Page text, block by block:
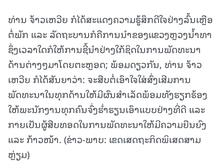
ທ່ານ ຈ້າວເຫວີຍ ກໍໄດ້ສະແດງຄວາມຮູ້ສຶກດີໃຈຢ່າງລົ້ນເຫຼືອ
ຕໍ່ພັກ ແລະ ລັດຖະບານກໍຄືການນຳຂອງແຂວງຫຼວງນ້ຳທາ
ຊຶ່ງເວລາໃດກໍໃຫ້ການຊີ້ນຳຢ່າງໃກ້ຊິດໃນການພັດທະນາ
ດ້ານຕ່າງໆມາໂດຍຕະຫຼອດ; ພ້ອມດຽວກັນ, ທ່ານ ຈ້າວ
ເຫວີຍ ກໍໄດ້ສັນຍາວ່າ: ຈະສືບຕໍ່ເອົາໃຈໃສ່ສົ່ງເສີມການ
ພັດທະນາໃນທຸກດ້ານໃຫ້ມີຜົນສຳເລັດພ້ອມທັງຮຽກຮ້ອງ
ໃຫ້ພະນັກງານທຸກຄົນຈົ່ງຮ່ຳຮຽນເອົາແບບຢ່າງທີ່ດີ ແລະ
ກາຍເປັນຜູ້ສືບທອດໃນການພັດທະນາໃຫ້ມີຄວາມຍືນຍົງ
ແລະ ກ້າວໜ້າ. (ຂ່າວ-ພາບ: ເຂດເສດຖະກິດພິເສດສາມ
ຫຼ່ຽມ)